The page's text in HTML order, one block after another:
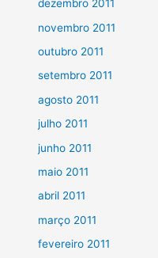
dezembro 2011
novembro 2011
outubro 2011
setembro 2011
agosto 2011
julho 2011
junho 2011
maio 2011
abril 2011
março 2011
fevereiro 2011